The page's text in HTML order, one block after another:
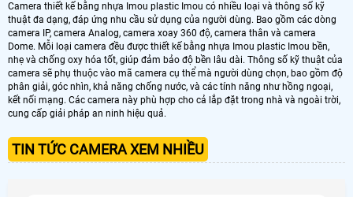
Camera thiết kế bằng nhựa Imou plastic Imou có nhiều loại và thông số kỹ
thuật đa dạng, đáp ứng nhu cầu sử dụng của người dùng. Bao gồm các dòng
camera IP, camera Analog, camera xoay 360 độ, camera thân và camera
Dome. Mỗi loại camera đều được thiết kế bằng nhựa Imou plastic Imou bền,
nhẹ và chống oxy hóa tốt, giúp đảm bảo độ bền lâu dài. Thông số kỹ thuật của
camera sẽ phụ thuộc vào mã camera cụ thể mà người dùng chọn, bao gồm độ
phân giải, góc nhìn, khả năng chống nước, và các tính năng như hồng ngoại,
kết nối mạng. Các camera này phù hợp cho cả lắp đặt trong nhà và ngoài trời,
cung cấp giải pháp an ninh hiệu quả.
TIN TỨC CAMERA XEM NHIỀU